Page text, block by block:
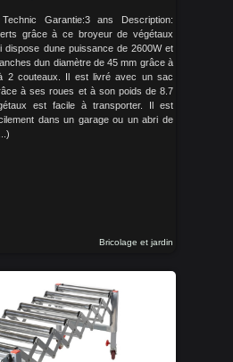
Garantie:3 ans Description:
grâce à ce broyeur de végétaux
dispose dune puissance de 2600W et
dun diamètre de 45 mm grâce à
2 couteaux. Il est livré avec un sac
à ses roues et à son poids de 8.7
est facile à transporter. Il est
dans un garage ou un abri de
Bricolage et jardin